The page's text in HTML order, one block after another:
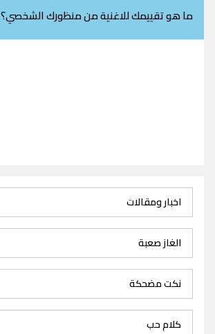
ما هو تقييمك للاغنية من منظورك الشخصي؟
اخبار ومقالات
الغاز صعبة
نكت مضحكة
كلام حب